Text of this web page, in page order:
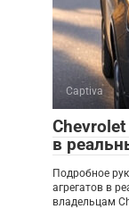
Captiva
Chevrolet
в
Подробное
агрегатов в
владельцам